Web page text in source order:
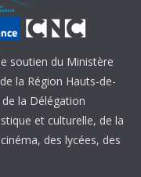
soutien du Ministère
la Région Hauts-de-
la Délégation
et culturelle, de la
des lycées, des